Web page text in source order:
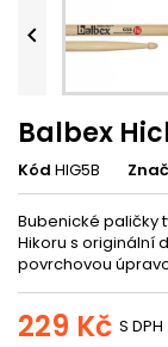

Balbex
Kód HIG5B
Bubenické paličky
Hikoru s originální
povrchovou
229 Kč S DPH